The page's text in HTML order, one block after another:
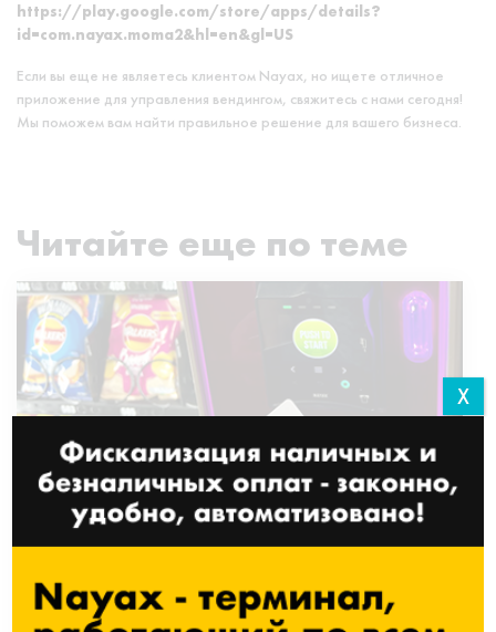
https://play.google.com/store/apps/details?
id=com.nayax.moma2&hl=en&gl=US
Если вы еще не являетесь клиентом Nayax, но ищете отличное
приложение для управления вендингом, свяжитесь с нами сегодня!
Мы поможем вам найти правильное решение для вашего бизнеса.
Читайте еще по теме
Nayax улучшает уникальное
предложение BreakTime
Group и обеспечивает им
X